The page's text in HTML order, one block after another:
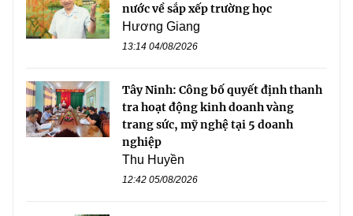
nước về sắp xếp trường học
Hương Giang
13:14 04/08/2026
Tây Ninh: Công bố quyết định thanh
tra hoạt động kinh doanh vàng
trang sức, mỹ nghệ tại 5 doanh
nghiệp
Thu Huyền
12:42 05/08/2026